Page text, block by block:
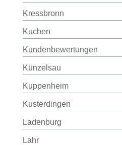
Kressbronn
Kuchen
Kundenbewertungen
Künzelsau
Kuppenheim
Kusterdingen
Ladenburg
Lahr